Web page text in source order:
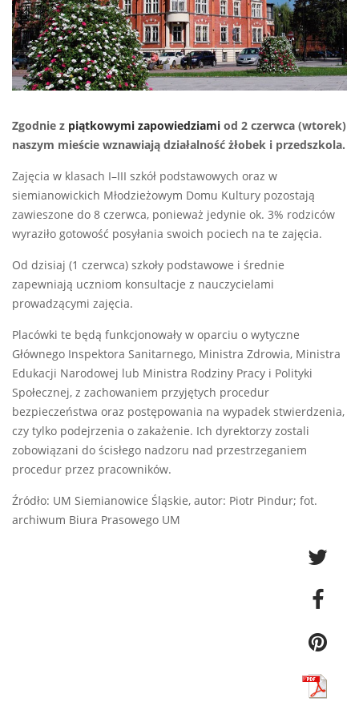
Zgodnie z piątkowymi zapowiedziami od 2 czerwca (wtorek)
naszym mieście wznawiają działalność żłobek i przedszkola.
Zajęcia w klasach I–III szkół podstawowych oraz w
siemianowickich Młodzieżowym Domu Kultury pozostają
zawieszone do 8 czerwca, ponieważ jedynie ok. 3% rodziców
wyraziło gotowość posyłania swoich pociech na te zajęcia.
Od dzisiaj (1 czerwca) szkoły podstawowe i średnie
zapewniają uczniom konsultacje z nauczycielami
prowadzącymi zajęcia.
Placówki te będą funkcjonowały w oparciu o wytyczne
Głównego Inspektora Sanitarnego, Ministra Zdrowia, Ministra
Edukacji Narodowej lub Ministra Rodziny Pracy i Polityki
Społecznej, z zachowaniem przyjętych procedur
bezpieczeństwa oraz postępowania na wypadek stwierdzenia,
czy tylko podejrzenia o zakażenie. Ich dyrektorzy zostali
zobowiązani do ścisłego nadzoru nad przestrzeganiem
procedur przez pracowników.
Źródło: UM Siemianowice Śląskie, autor: Piotr Pindur; fot.
archiwum Biura Prasowego UM